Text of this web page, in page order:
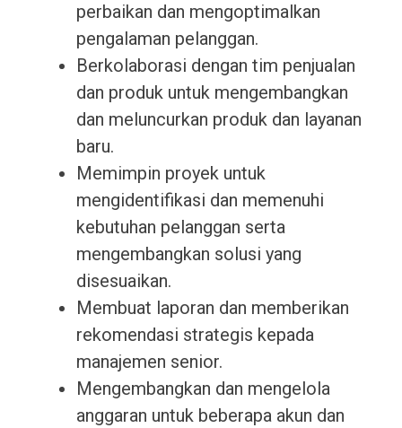
perbaikan dan mengoptimalkan
pengalaman pelanggan.
Berkolaborasi dengan tim penjualan
dan produk untuk mengembangkan
dan meluncurkan produk dan layanan
baru.
Memimpin proyek untuk
mengidentifikasi dan memenuhi
kebutuhan pelanggan serta
mengembangkan solusi yang
disesuaikan.
Membuat laporan dan memberikan
rekomendasi strategis kepada
manajemen senior.
Mengembangkan dan mengelola
anggaran untuk beberapa akun dan